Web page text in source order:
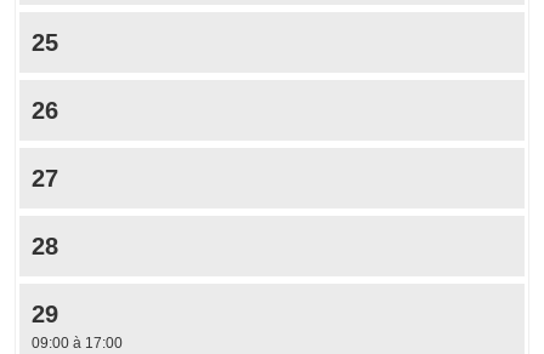
25
26
27
28
29
09:00 à 17:00